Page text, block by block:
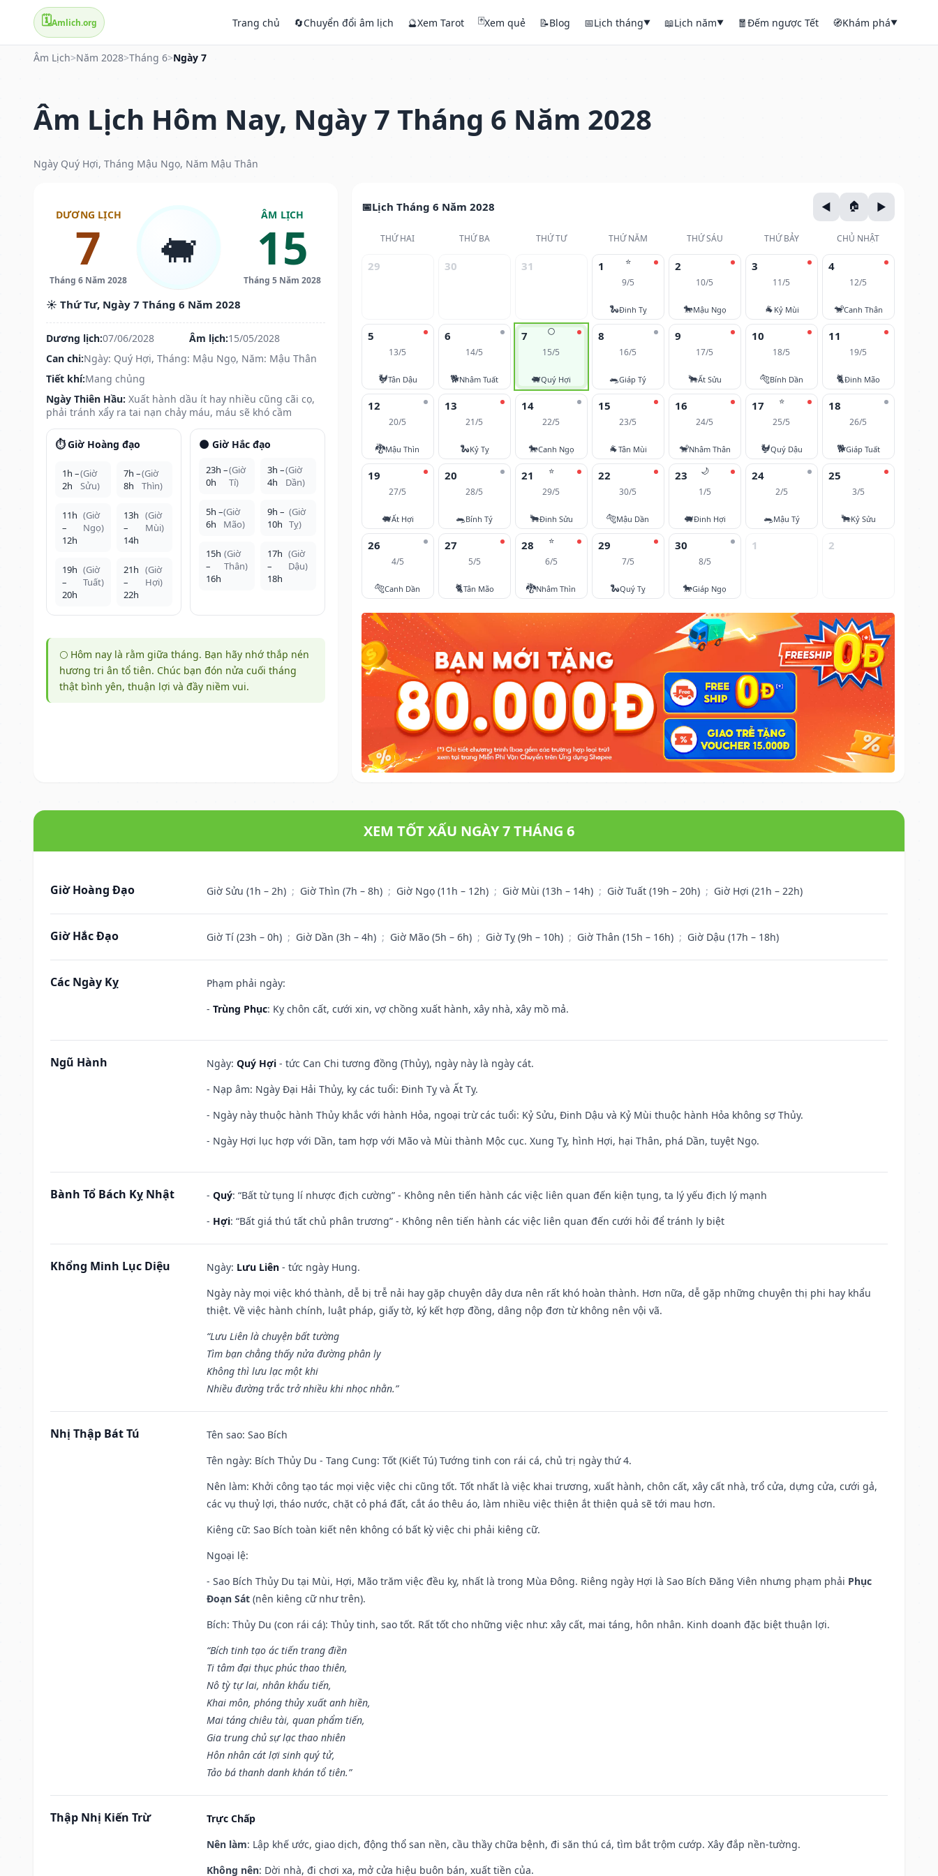
🗓️Amlich.org Trang chủ 🔄Chuyển đổi âm lịch 🔮Xem Tarot 🃏Xem quẻ 📝Blog 📅Lịch tháng▼ 📖Lịch năm▼ 🧧Đếm ngược Tết 🧭Khám phá▼
Âm Lịch>Năm 2028>Tháng 6>Ngày 7
Âm Lịch Hôm Nay, Ngày 7 Tháng 6 Năm 2028
Ngày Quý Hợi, Tháng Mậu Ngọ, Năm Mậu Thân
DƯƠNG LỊCH
7
Tháng 6 Năm 2028
🐖
ÂM LỊCH
15
Tháng 5 Năm 2028
☀️ Thứ Tư, Ngày 7 Tháng 6 Năm 2028
Dương lịch:07/06/2028 Âm lịch:15/05/2028
Can chi:Ngày: Quý Hợi, Tháng: Mậu Ngọ, Năm: Mậu Thân
Tiết khí:Mang chủng
Ngày Thiên Hầu: Xuất hành dầu ít hay nhiều cũng cãi cọ,
phải tránh xẩy ra tai nạn chảy máu, máu sẽ khó cầm
⏱️ Giờ Hoàng đạo
1h –
2h
(Giờ
Sửu)
7h –
8h
(Giờ
Thìn)
11h
–
12h
(Giờ
Ngọ)
13h
–
14h
(Giờ
Mùi)
19h
–
20h
(Giờ
Tuất)
21h
–
22h
(Giờ
Hợi)
🌑 Giờ Hắc đạo
23h –
0h
(Giờ
Tí)
3h –
4h
(Giờ
Dần)
5h –
6h
(Giờ
Mão)
9h –
10h
(Giờ
Tỵ)
15h
–
16h
(Giờ
Thân)
17h
–
18h
(Giờ
Dậu)
🌕 Hôm nay là rằm giữa tháng. Bạn hãy nhớ thắp nén
hương tri ân tổ tiên. Chúc bạn đón nửa cuối tháng
thật bình yên, thuận lợi và đầy niềm vui.
Lịch Tháng 6 Năm 2028
THỨ HAI THỨ BA THỨ TƯ THỨ NĂM THỨ SÁU THỨ BẢY CHỦ NHẬT
29 30 31 ⭐
1
9/5
🐍Đinh Tỵ
2
10/5
🐎Mậu Ngọ
3
11/5
🐐 Kỷ Mùi
4
12/5
🐒Canh Thân
5
13/5
🐓Tân Dậu
6
14/5
🐕Nhâm Tuất
🌕
7
15/5
🐖Quý Hợi
8
16/5
🐀Giáp Tý
9
17/5
🐂Ất Sửu
10
18/5
🐅Bính Dần
11
19/5
🐈Đinh Mão
12
20/5
🐉Mậu Thìn
13
21/5
🐍Kỷ Tỵ
14
22/5
🐎Canh Ngọ
15
23/5
🐐Tân Mùi
16
24/5
🐒Nhâm Thân
⭐
17
25/5
🐓Quý Dậu
18
26/5
🐕Giáp Tuất
19
27/5
🐖Ất Hợi
20
28/5
🐀Bính Tý
⭐
21
29/5
🐂Đinh Sửu
22
30/5
🐅Mậu Dần
🌙
23
1/5
🐖Đinh Hợi
24
2/5
🐀Mậu Tý
25
3/5
🐂Kỷ Sửu
26
4/5
🐅Canh Dần
27
5/5
🐈Tân Mão
⭐
28
6/5
🐉Nhâm Thìn
29
7/5
🐍Quý Tỵ
30
8/5
🐎Giáp Ngọ
1 2
XEM TỐT XẤU NGÀY 7 THÁNG 6
Giờ Hoàng Đạo Giờ Sửu (1h – 2h) ; Giờ Thìn (7h – 8h) ; Giờ Ngọ (11h – 12h) ; Giờ Mùi (13h – 14h) ; Giờ Tuất (19h – 20h) ; Giờ Hợi (21h – 22h)
Giờ Hắc Đạo Giờ Tí (23h – 0h) ; Giờ Dần (3h – 4h) ; Giờ Mão (5h – 6h) ; Giờ Tỵ (9h – 10h) ; Giờ Thân (15h – 16h) ; Giờ Dậu (17h – 18h)
Các Ngày Kỵ
Phạm phải ngày:
- Trùng Phục: Kỵ chôn cất, cưới xin, vợ chồng xuất hành, xây nhà, xây mồ mả.
Ngũ Hành Ngày: Quý Hợi - tức Can Chi tương đồng (Thủy), ngày này là ngày cát.
- Nạp âm: Ngày Đại Hải Thủy, kỵ các tuổi: Đinh Tỵ và Ất Tỵ.
- Ngày này thuộc hành Thủy khắc với hành Hỏa, ngoại trừ các tuổi: Kỷ Sửu, Đinh Dậu và Kỷ Mùi thuộc hành Hỏa không sợ Thủy.
- Ngày Hợi lục hợp với Dần, tam hợp với Mão và Mùi thành Mộc cục. Xung Tỵ, hình Hợi, hại Thân, phá Dần, tuyệt Ngọ.
Bành Tổ Bách Kỵ Nhật - Quý: “Bất từ tụng lí nhược địch cường” - Không nên tiến hành các việc liên quan đến kiện tụng, ta lý yếu địch lý mạnh
- Hợi: “Bất giá thú tất chủ phân trương” - Không nên tiến hành các việc liên quan đến cưới hỏi để tránh ly biệt
Khổng Minh Lục Diệu Ngày: Lưu Liên - tức ngày Hung.
Ngày này mọi việc khó thành, dễ bị trễ nải hay gặp chuyện dây dưa nên rất khó hoàn thành. Hơn nữa, dễ gặp những chuyện thị phi hay khẩu
thiệt. Về việc hành chính, luật pháp, giấy tờ, ký kết hợp đồng, dâng nộp đơn từ không nên vội vã.
“Lưu Liên là chuyện bất tường
Tìm bạn chẳng thấy nửa đường phân ly
Không thì lưu lạc một khi
Nhiều đường trắc trở nhiều khi nhọc nhằn.”
Nhị Thập Bát Tú Tên sao: Sao Bích
Tên ngày: Bích Thủy Du - Tang Cung: Tốt (Kiết Tú) Tướng tinh con rái cá, chủ trị ngày thứ 4.
Nên làm: Khởi công tạo tác mọi việc việc chi cũng tốt. Tốt nhất là việc khai trương, xuất hành, chôn cất, xây cất nhà, trổ cửa, dựng cửa, cưới gả,
các vụ thuỷ lợi, tháo nước, chặt cỏ phá đất, cắt áo thêu áo, làm nhiều việc thiện ắt thiện quả sẽ tới mau hơn.
Kiêng cữ: Sao Bích toàn kiết nên không có bất kỳ việc chi phải kiêng cữ.
Ngoại lệ:
- Sao Bích Thủy Du tại Mùi, Hợi, Mão trăm việc đều kỵ, nhất là trong Mùa Đông. Riêng ngày Hợi là Sao Bích Đăng Viên nhưng phạm phải Phục
Đoạn Sát (nên kiêng cữ như trên).
Bích: Thủy Du (con rái cá): Thủy tinh, sao tốt. Rất tốt cho những việc như: xây cất, mai táng, hôn nhân. Kinh doanh đặc biệt thuận lợi.
“Bích tinh tạo ác tiến trang điền
Ti tâm đại thục phúc thao thiên,
Nô tỳ tự lai, nhân khẩu tiến,
Khai môn, phóng thủy xuất anh hiền,
Mai táng chiêu tài, quan phẩm tiến,
Gia trung chủ sự lạc thao nhiên
Hôn nhân cát lợi sinh quý tử,
Tảo bá thanh danh khán tổ tiên.”
Thập Nhị Kiến Trừ
Trực Chấp
Nên làm: Lập khế ước, giao dịch, động thổ san nền, cầu thầy chữa bệnh, đi săn thú cá, tìm bắt trộm cướp. Xây đắp nền-tường.
Không nên: Dời nhà, đi chơi xa, mở cửa hiệu buôn bán, xuất tiền của.